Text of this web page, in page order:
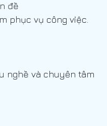
đề
phục vụ công việc.
nghề và chuyên tâm